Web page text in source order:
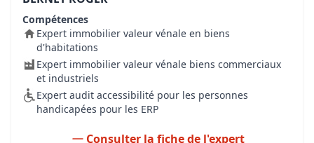
Compétences
Expert immobilier valeur vénale en biens
d'habitations
Expert immobilier valeur vénale biens commerciaux
et industriels
Expert audit accessibilité pour les personnes
handicapées pour les ERP
Consulter la fiche de l'expert